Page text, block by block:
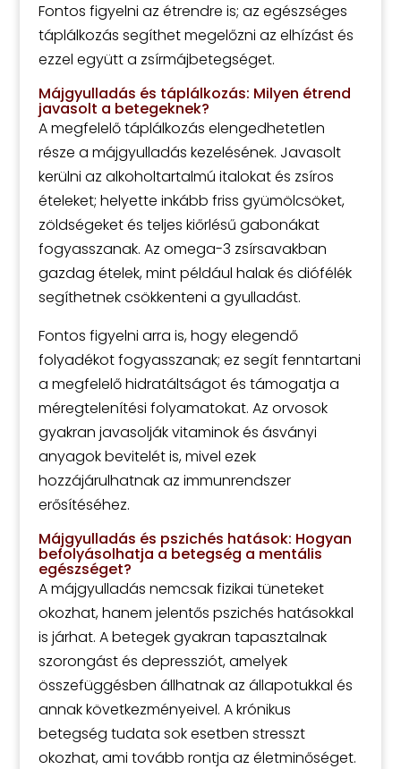
Fontos figyelni az étrendre is; az egészséges
táplálkozás segíthet megelőzni az elhízást és
ezzel együtt a zsírmájbetegséget.
Májgyulladás és táplálkozás: Milyen étrend
javasolt a betegeknek?
A megfelelő táplálkozás elengedhetetlen
része a májgyulladás kezelésének. Javasolt
kerülni az alkoholtartalmú italokat és zsíros
ételeket; helyette inkább friss gyümölcsöket,
zöldségeket és teljes kiőrlésű gabonákat
fogyasszanak. Az omega-3 zsírsavakban
gazdag ételek, mint például halak és diófélék
segíthetnek csökkenteni a gyulladást.
Fontos figyelni arra is, hogy elegendő
folyadékot fogyasszanak; ez segít fenntartani
a megfelelő hidratáltságot és támogatja a
méregtelenítési folyamatokat. Az orvosok
gyakran javasolják vitaminok és ásványi
anyagok bevitelét is, mivel ezek
hozzájárulhatnak az immunrendszer
erősítéséhez.
Májgyulladás és pszichés hatások: Hogyan
befolyásolhatja a betegség a mentális
egészséget?
A májgyulladás nemcsak fizikai tüneteket
okozhat, hanem jelentős pszichés hatásokkal
is járhat. A betegek gyakran tapasztalnak
szorongást és depressziót, amelyek
összefüggésben állhatnak az állapotukkal és
annak következményeivel. A krónikus
betegség tudata sok esetben stresszt
okozhat, ami tovább rontja az életminőséget.